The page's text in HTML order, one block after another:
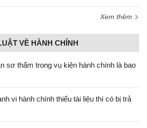
Xem thêm
VỀ HÀNH CHÍNH
sơ thẩm trong vụ kiện hành chính là bao
vi hành chính thiếu tài liệu thì có bị trả